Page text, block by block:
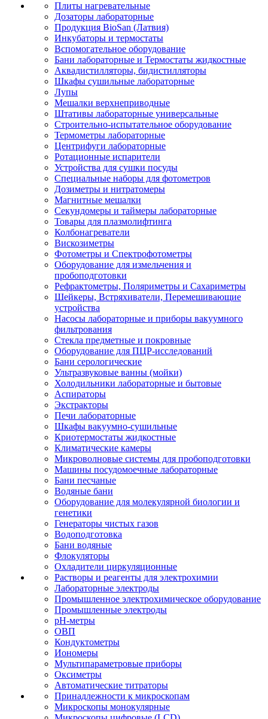
Плиты нагревательные
Дозаторы лабораторные
Продукция BioSan (Латвия)
Инкубаторы и термостаты
Вспомогательное оборудование
Бани лабораторные и Термостаты жидкостные
Аквадистилляторы, бидистилляторы
Шкафы сушильные лабораторные
Лупы
Мешалки верхнеприводные
Штативы лабораторные универсальные
Строительно-испытательное оборудование
Термометры лабораторные
Центрифуги лабораторные
Ротационные испарители
Устройства для сушки посуды
Специальные наборы для фотометров
Дозиметры и нитратомеры
Магнитные мешалки
Секундомеры и таймеры лабораторные
Товары для плазмолифтинга
Колбонагреватели
Вискозиметры
Фотометры и Спектрофотометры
Оборудование для измельчения и
пробоподготовки
Рефрактометры, Поляриметры и Сахариметры
Шейкеры, Встряхиватели, Перемешивающие
устройства
Насосы лабораторные и приборы вакуумного
фильтрования
Стекла предметные и покровные
Оборудование для ПЦР-исследований
Бани серологические
Ультразвуковые ванны (мойки)
Холодильники лабораторные и бытовые
Аспираторы
Экстракторы
Печи лабораторные
Шкафы вакуумно-сушильные
Криотермостаты жидкостные
Климатические камеры
Микроволновые системы для пробоподготовки
Машины посудомоечные лабораторные
Бани песчаные
Водяные бани
Оборудование для молекулярной биологии и
генетики
Генераторы чистых газов
Водоподготовка
Бани водяные
Флокуляторы
Охладители циркуляционные
Растворы и реагенты для электрохимии
Лабораторные электроды
Промышленное электрохимическое оборудование
Промышленные электроды
pH-метры
ОВП
Кондуктометры
Иономеры
Мультипараметровые приборы
Оксиметры
Автоматические титраторы
Принадлежности к микроскопам
Микроскопы монокулярные